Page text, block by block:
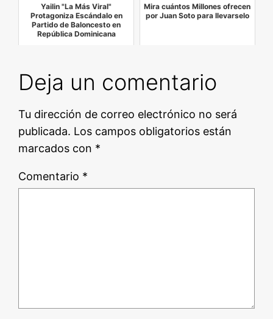
Yailin "La Más Viral"
Protagoniza Escándalo en
Partido de Baloncesto en
República Dominicana
Mira cuántos Millones ofrecen
por Juan Soto para llevarselo
Deja un comentario
Tu dirección de correo electrónico no será
publicada. Los campos obligatorios están
marcados con *
Comentario *